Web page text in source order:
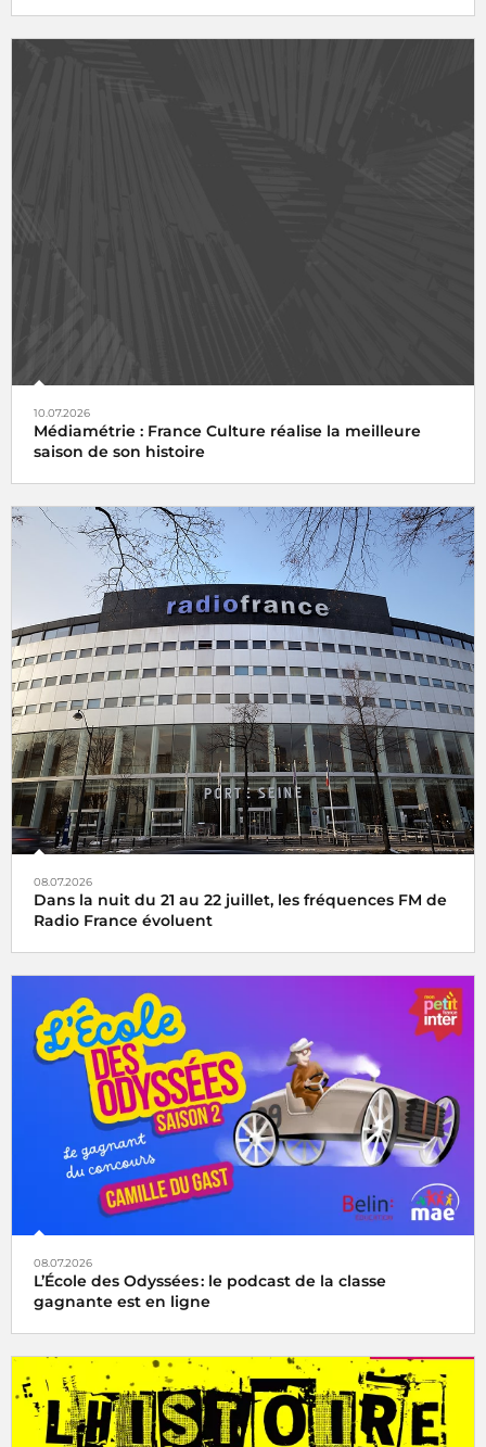
10.07.2026
Médiamétrie : France Culture réalise la meilleure
saison de son histoire
08.07.2026
Dans la nuit du 21 au 22 juillet, les fréquences FM de
Radio France évoluent
08.07.2026
L’École des Odyssées : le podcast de la classe
gagnante est en ligne